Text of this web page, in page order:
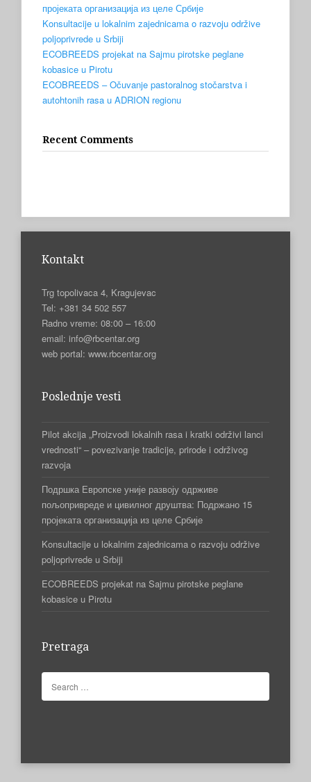
пројеката организација из целе Србије
Konsultacije u lokalnim zajednicama o razvoju održive
poljoprivrede u Srbiji
ECOBREEDS projekat na Sajmu pirotske peglane
kobasice u Pirotu
ECOBREEDS – Očuvanje pastoralnog stočarstva i
autohtonih rasa u ADRION regionu
Recent Comments
Kontakt
Trg topolivaca 4, Kragujevac
Tel: +381 34 502 557
Radno vreme: 08:00 – 16:00
email: info@rbcentar.org
web portal: www.rbcentar.org
Poslednje vesti
Pilot akcija „Proizvodi lokalnih rasa i kratki održivi lanci
vrednosti“ – povezivanje tradicije, prirode i održivog
razvoja
Подршка Европске уније развоју одрживе
пољопривреде и цивилног друштва: Подржано 15
пројеката организација из целе Србије
Konsultacije u lokalnim zajednicama o razvoju održive
poljoprivrede u Srbiji
ECOBREEDS projekat na Sajmu pirotske peglane
kobasice u Pirotu
Pretraga